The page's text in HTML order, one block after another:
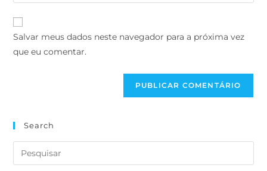
Salvar meus dados neste navegador para a próxima vez
que eu comentar.
Search